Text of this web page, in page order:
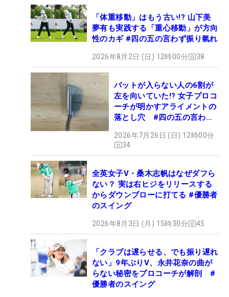
「体重移動」はもう古い!? 山下美
夢有も実践する「重心移動」が方向
性のカギ #四の五の言わず振り氣れ
2026年8月2日 (日) 12時00分 38
パットが入らない人の6割が
左を向いていた!? 女子プロコ
ーチが明かすアライメントの
落とし穴 #四の五の言わず
2026年7月26日 (日) 12時00分
34
全英女子V・桑木志帆はなぜダフら
ない？ 実は右ヒジをリリースする
からダウンブローに打てる #優勝者
のスイング
2026年8月3日 (月) 15時30分 45
「クラブは遅らせる、でも振り遅れ
ない」9年ぶりV、永井花奈の曲が
らない秘密をプロコーチが解剖 #
優勝者のスイング